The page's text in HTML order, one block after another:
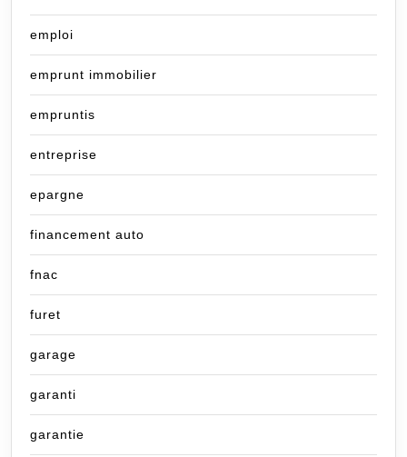
emploi
emprunt immobilier
empruntis
entreprise
epargne
financement auto
fnac
furet
garage
garanti
garantie